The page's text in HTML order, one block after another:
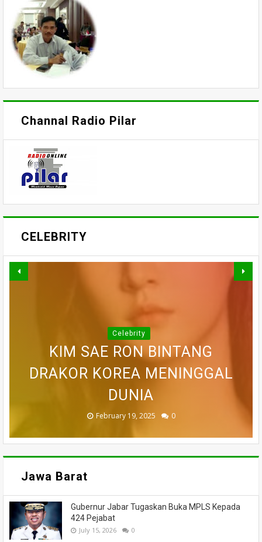
Channal Radio Pilar
CELEBRITY
LEE MIN HO SALAH SATU
AKTOR TERMAHAL
October 10, 2025 0
Celebrity
KIM SAE RON BINTANG
DRAKOR KOREA MENINGGAL
DUNIA
February 19, 2025 0
STORY OF YANXI PALACE
(2018)
January 27, 2025 0
DRAMA KERAJAAN ETERNAL
LOVE
September 12, 2024 0
MOON GA YOUNG DAN CHOI
HYUN WOOK
July 23, 2024 0
Jawa Barat
Gubernur Jabar Tugaskan Buka MPLS Kepada
424 Pejabat
July 15, 2026 0